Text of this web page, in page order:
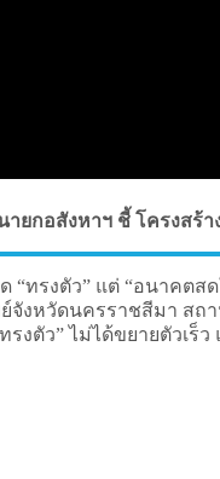
ายกอสังหาฯ ชี้ โครงสร้
ทรงตัว” แต่ “อนาคตส
งหวัดนครราชสีมา สถ
งตัว” ไม่ได้ขยายตัวเร็